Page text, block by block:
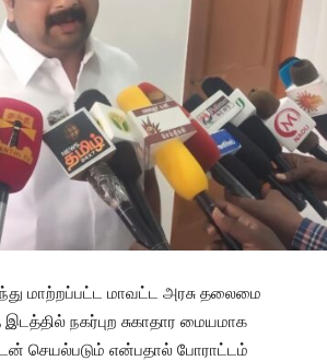
மாற்றப்பட்ட மாவட்ட அரசு தலைமை
நகர்புற சுகாதார மையமாக
செயல்படும் என்பதால் போராட்டம்